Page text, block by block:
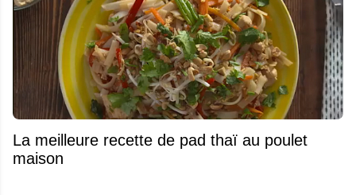
La meilleure recette de pad thaï au poulet
maison